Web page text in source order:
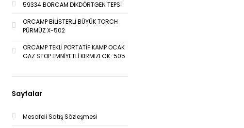
59334 BORCAM DİKDÖRTGEN TEPSİ
ORCAMP BİLİSTERLİ BÜYÜK TORCH
PÜRMÜZ X-502
ORCAMP TEKLİ PORTATİF KAMP OCAK
GAZ STOP EMNİYETLİ KIRMIZI CK-505
Sayfalar
Mesafeli Satış Sözleşmesi